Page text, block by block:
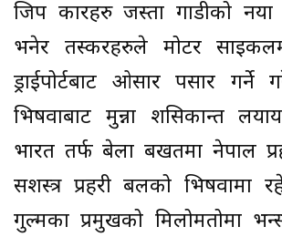
जिप कारहरु जस्ता गाडीको नया
भनेर तस्करहरुले मोटर
ड्राईपोर्टबाट ओसार पसार
भिषवाबाट मुन्ना शसिकान्त
भारत तर्फ बेला बखतमा नेपाल
सशस्त्र प्रहरी बलको भिषवामा
गुल्मका प्रमुखको मिलोमतोमा